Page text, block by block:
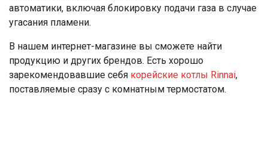
автоматики, включая блокировку подачи газа в случае
угасания пламени.
В нашем интернет-магазине вы сможете найти
продукцию и других брендов. Есть хорошо
зарекомендовавшие себя корейские котлы Rinnai,
поставляемые сразу с комнатным термостатом.